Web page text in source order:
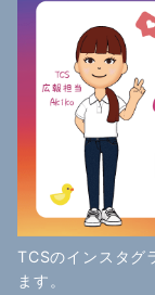
TCSのインスタグ
ます。